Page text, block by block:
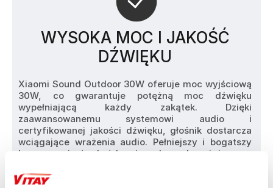
WYSOKA MOC I JAKOŚĆ
DŹWIĘKU
Xiaomi Sound Outdoor 30W oferuje moc wyjściową
30W, co gwarantuje potężną moc dźwięku
wypełniającą każdy zakątek. Dzięki
zaawansowanemu systemowi audio i
certyfikowanej jakości dźwięku, głośnik dostarcza
wciągające wrażenia audio. Pełniejszy i bogatszy
bas sprawi, że każda piosenka zabrzmi jeszcze